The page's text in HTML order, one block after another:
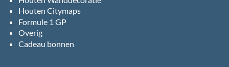
Houten Citymaps
Formule 1 GP
Overig
Cadeau bonnen